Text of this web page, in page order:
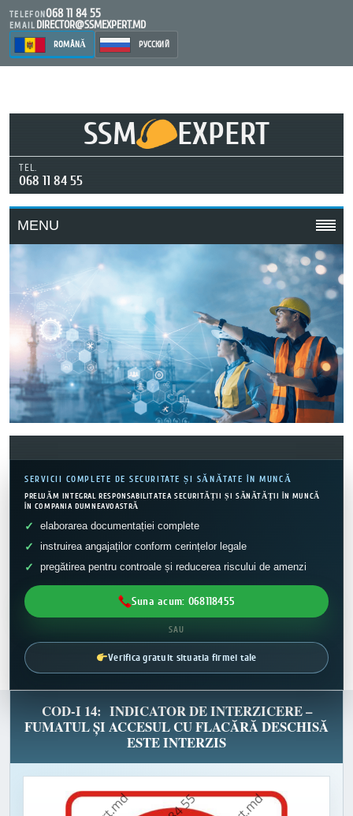
TELEFON068 11 84 55
EMAIL DIRECTOR@SSMEXPERT.MD
ROMÂNĂ РУССКИЙ
SSM EXPERT
TEL.
068 11 84 55
MENU
SERVICII COMPLETE DE SECURITATE ȘI SĂNĂTATE ÎN MUNCĂ
PRELUĂM INTEGRAL RESPONSABILITATEA SECURITĂȚII ȘI SĂNĂTĂȚII ÎN MUNCĂ
ÎN COMPANIA DUMNEAVOASTRĂ
elaborarea documentației complete
instruirea angajaților conform cerințelor legale
pregătirea pentru controale și reducerea riscului de amenzi
Suna acum: 068118455
SAU
Verifica gratuit situatia firmei tale
COD-I 14: INDICATOR DE INTERZICERE –
FUMATUL ȘI ACCESUL CU FLACĂRĂ DESCHISĂ
ESTE INTERZIS